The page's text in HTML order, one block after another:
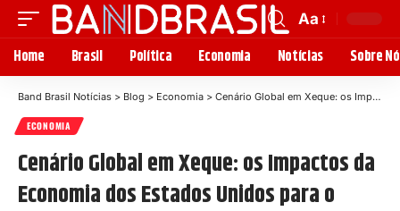
Aa
Home Brasil Política Economia Notícias Sobre
Band Brasil Notícias > Blog > Economia > Cenário Global em Xeque: os Impactos da Economia dos Estados Unidos para o Mundo em 2026
ECONOMIA
Cenário Global em Xeque: os Impactos da
Economia dos Estados Unidos para o